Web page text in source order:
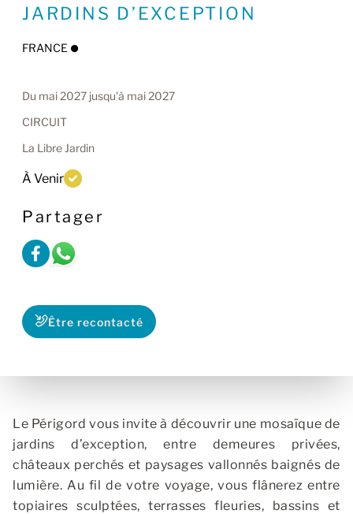
JARDINS D’EXCEPTION
FRANCE
Du mai 2027 jusqu'à mai 2027
CIRCUIT
La Libre Jardin
À Venir
Partager
Être recontacté
Le Périgord vous invite à découvrir une mosaïque de
jardins d’exception, entre demeures privées,
châteaux perchés et paysages vallonnés baignés de
lumière. Au fil de votre voyage, vous flânerez entre
topiaires sculptées, terrasses fleuries, bassins et